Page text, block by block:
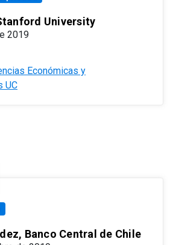
University
2019
Económicas y
UC
Banco Central de Chile